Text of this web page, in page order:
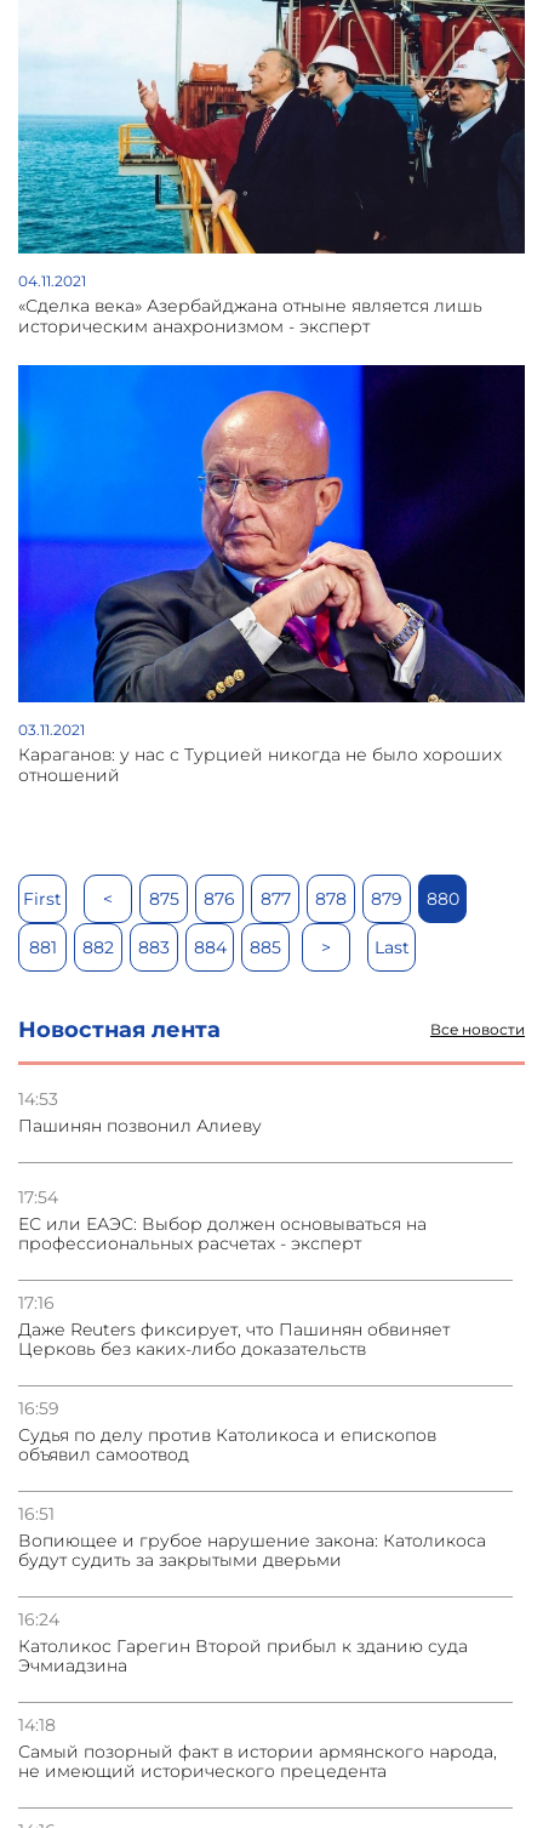
04.11.2021
«Сделка века» Азербайджана отныне является лишь
историческим анахронизмом - эксперт
03.11.2021
Караганов: у нас с Турцией никогда не было хороших
отношений
First < 875 876 877 878 879 880
881 882 883 884 885 > Last
Новостная лента Все новости
14:53
Пашинян позвонил Алиеву
17:54
ЕС или ЕАЭС: Выбор должен основываться на
профессиональных расчетах - эксперт
17:16
Даже Reuters фиксирует, что Пашинян обвиняет
Церковь без каких-либо доказательств
16:59
Судья по делу против Католикоса и епископов
объявил самоотвод
16:51
Вопиющее и грубое нарушение закона: Католикоса
будут судить за закрытыми дверьми
16:24
Католикос Гарегин Второй прибыл к зданию суда
Эчмиадзина
14:18
Самый позорный факт в истории армянского народа,
не имеющий исторического прецедента